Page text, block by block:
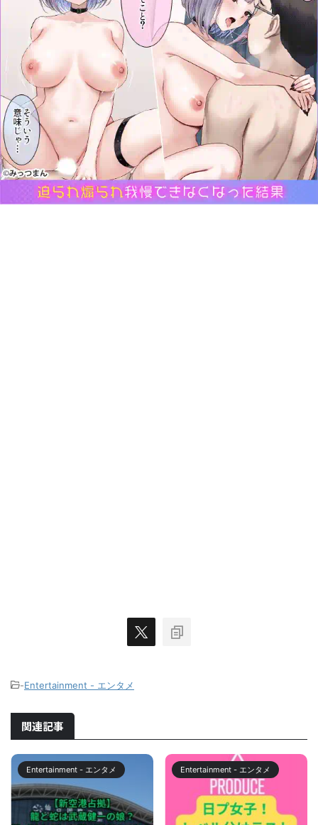
-Entertainment - エンタメ
関連記事
Entertainment - エンタメ Entertainment - エンタメ